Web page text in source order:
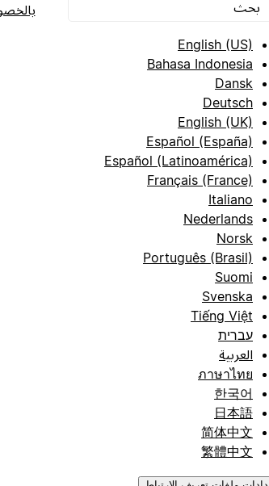
English (US)
Bahasa Indonesia
Dansk
Deutsch
English (UK)
Español (España)
Español (Latinoamérica)
Français (France)
Italiano
Nederlands
Norsk
Português (Brasil)
Suomi
Svenska
Tiếng Việt
עברית
العربية
ภาษาไทย
한국어
日本語
简体中文
繁體中文